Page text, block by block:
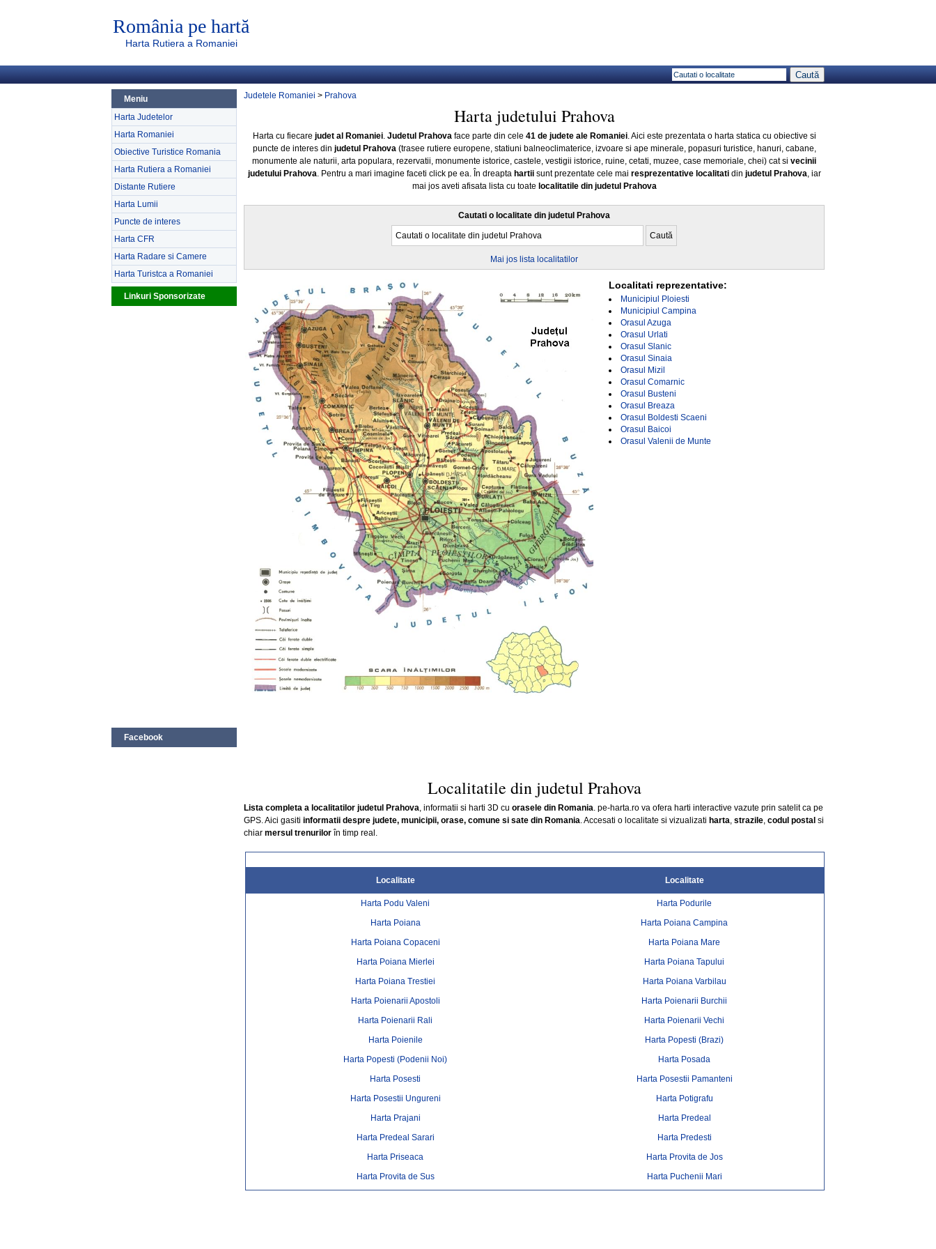
România pe hartă
Harta Rutiera a Romaniei
Meniu
Harta Judetelor
Harta Romaniei
Obiective Turistice Romania
Harta Rutiera a Romaniei
Distante Rutiere
Harta Lumii
Puncte de interes
Harta CFR
Harta Radare si Camere
Harta Turistca a Romaniei
Linkuri Sponsorizate
Facebook
Judetele Romaniei > Prahova
Harta judetului Prahova
Harta cu fiecare judet al Romaniei. Judetul Prahovaface parte din cele 41 de judete ale Romaniei. Aici este prezentata o harta statica cu obiective si
puncte de interes din judetul Prahova(trasee rutiere europene, statiuni balneoclimaterice, izvoare si ape minerale, popasuri turistice, hanuri, cabane,
monumente ale naturii, arta populara, rezervatii, monumente istorice, castele, vestigii istorice, ruine, cetati, muzee, case memoriale, chei) cat si vecinii
judetului Prahova. Pentru a mari imagine faceti click pe ea. În dreapta hartiisunt prezentate cele mai resprezentative localitatidin judetul Prahova, iar
mai jos aveti afisata lista cu toate localitatile din judetul Prahova
Cautati o localitate din judetul Prahova
Mai jos lista localitatilor
Localitati reprezentative:
Municipiul Ploiesti
Municipiul Campina
Orasul Azuga
Orasul Urlati
Orasul Slanic
Orasul Sinaia
Orasul Mizil
Orasul Comarnic
Orasul Busteni
Orasul Breaza
Orasul Boldesti Scaeni
Orasul Baicoi
Orasul Valenii de Munte
Localitatile din judetul Prahova
Lista completa a localitatilor judetul Prahova, informatii si harti 3D cu orasele din Romania. pe-harta.ro va ofera harti interactive vazute prin satelit ca pe
GPS. Aici gasiti informatii despre judete, municipii, orase, comune si sate din Romania. Accesati o localitate si vizualizati harta, strazile, codul postal si
chiar mersul trenurilor în timp real.
Localitate Localitate
Harta Podu Valeni
Harta Podurile
Harta Poiana
Harta Poiana Campina
Harta Poiana Copaceni
Harta Poiana Mare
Harta Poiana Mierlei
Harta Poiana Tapului
Harta Poiana Trestiei
Harta Poiana Varbilau
Harta Poienarii Apostoli
Harta Poienarii Burchii
Harta Poienarii Rali
Harta Poienarii Vechi
Harta Poienile
Harta Popesti (Brazi)
Harta Popesti (Podenii Noi)
Harta Posada
Harta Posesti
Harta Posestii Pamanteni
Harta Posestii Ungureni
Harta Potigrafu
Harta Prajani
Harta Predeal
Harta Predeal Sarari
Harta Predesti
Harta Priseaca
Harta Provita de Jos
Harta Provita de Sus
Harta Puchenii Mari